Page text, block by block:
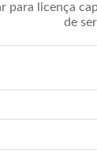
licença
de